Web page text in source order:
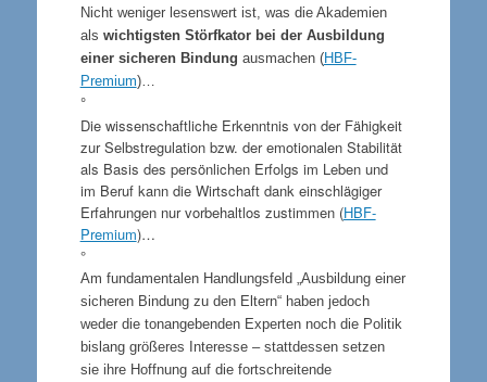
Nicht weniger lesenswert ist, was die Akademien
als wichtigsten Störfkator bei der Ausbildung
einer sicheren Bindung ausmachen (HBF-
Premium)…
°
Die wissenschaftliche Erkenntnis von der Fähigkeit
zur Selbstregulation bzw. der emotionalen Stabilität
als Basis des persönlichen Erfolgs im Leben und
im Beruf kann die Wirtschaft dank einschlägiger
Erfahrungen nur vorbehaltlos zustimmen (HBF-
Premium)…
°
Am fundamentalen Handlungsfeld „Ausbildung einer
sicheren Bindung zu den Eltern“ haben jedoch
weder die tonangebenden Experten noch die Politik
bislang größeres Interesse – stattdessen setzen
sie ihre Hoffnung auf die fortschreitende